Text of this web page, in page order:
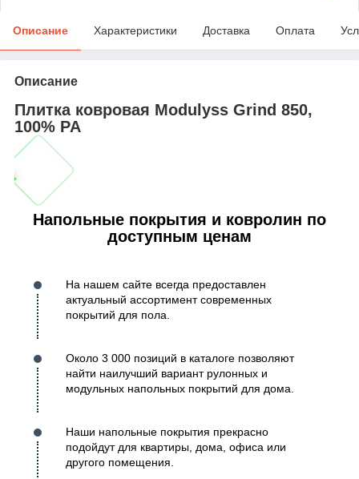
Описание Характеристики Доставка Оплата
Описание
Плитка ковровая Modulyss Grind 850,
100% PA
Напольные покрытия и ковролин по
доступным ценам
На нашем сайте всегда предоставлен
актуальный ассортимент современных
покрытий для пола.
Около 3 000 позиций в каталоге позволяют
найти наилучший вариант рулонных и
модульных напольных покрытий для дома.
Наши напольные покрытия прекрасно
подойдут для квартиры, дома, офиса или
другого помещения.